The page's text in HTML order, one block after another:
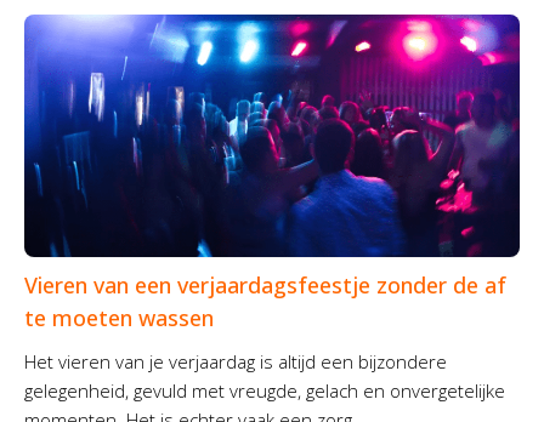
Vieren van een verjaardagsfeestje zonder de af
te moeten wassen
Het vieren van je verjaardag is altijd een bijzondere
gelegenheid, gevuld met vreugde, gelach en onvergetelijke